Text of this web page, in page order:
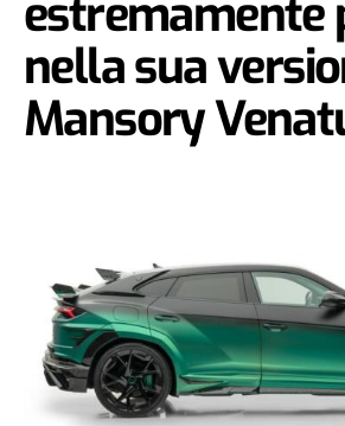
estremamente
nella sua
Mansory